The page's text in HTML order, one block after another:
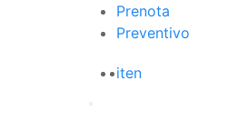
Prenota
Preventivo
iten